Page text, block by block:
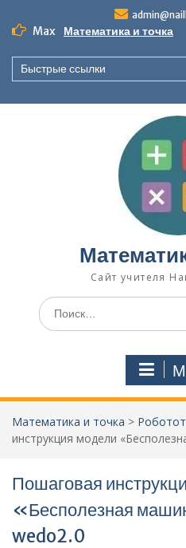
содержимому
Max Математика и точка
Быстрые ссылки
Сайт учителя
Поиск
по:
Математика и точка >
инструкция модели
Пошаговая
«Бесполезная
wedo2.0